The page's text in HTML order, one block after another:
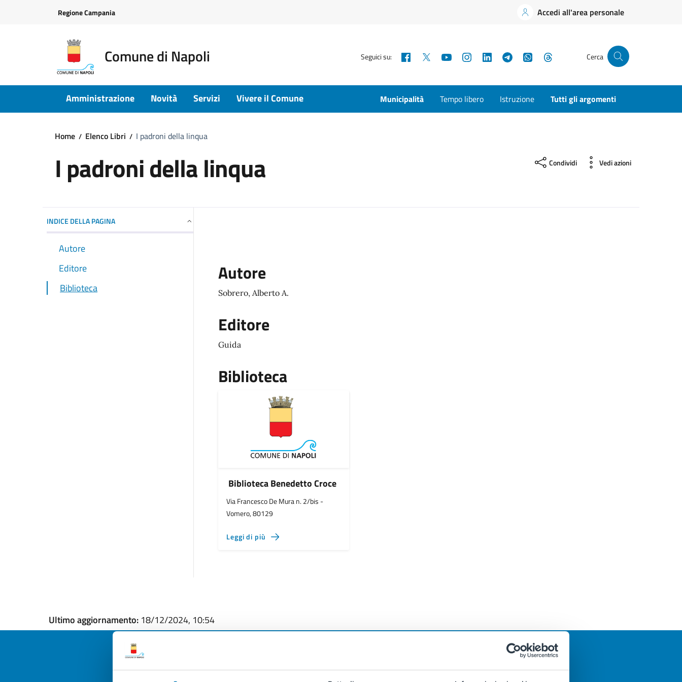
Regione Campania Accedi all'area personale
Comune di Napoli Seguici su: Facebook YouTubeInstagramLinkedInTelegramWhatsApp Cerca
Amministrazione Novità Servizi Vivere il Comune Municipalità Tempo libero Istruzione Tutti gli argomenti
Home Elenco Libri I padroni della linqua
I padroni della linqua Condividi Vedi azioni
INDICE DELLA PAGINA
Autore
Editore
Biblioteca
Autore
Sobrero, Alberto A.
Editore
Guida
Biblioteca
Biblioteca Benedetto Croce
Via Francesco De Mura n. 2/bis -
Vomero, 80129
Leggi di più
Ultimo aggiornamento: 18/12/2024, 10:54